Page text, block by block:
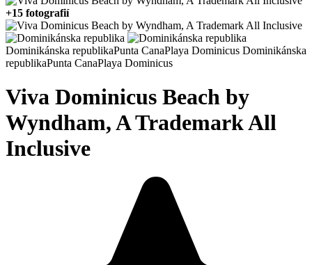
+15 fotografií
Dominikánska republikaPunta CanaPlaya Dominicus Dominikánska
republikaPunta CanaPlaya Dominicus
Viva Dominicus Beach by
Wyndham, A Trademark All
Inclusive